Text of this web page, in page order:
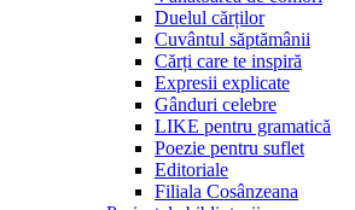
Duelul cărților
Cuvântul săptămânii
Cărți care te inspiră
Expresii explicate
Gânduri celebre
LIKE pentru gramatică
Poezie pentru suflet
Editoriale
Filiala Cosânzeana